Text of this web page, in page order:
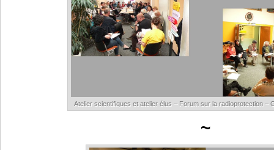
Atelier scientifiques et atelier élus – Forum sur la radioprotection –
~